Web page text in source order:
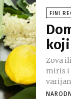
FINI
Zova
miris i